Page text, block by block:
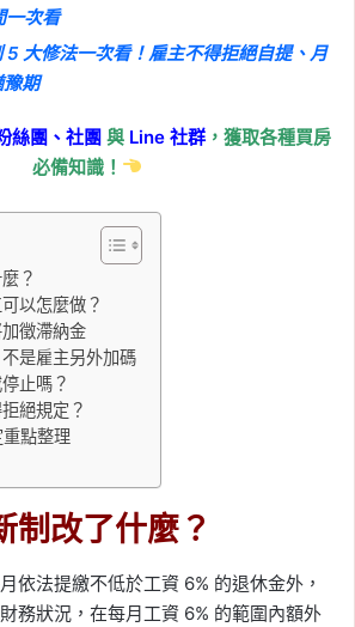
一次看
大修法一次看！雇主不得拒絕自提、月
期
絲團、社團與 Line社群 ，獲取各種買房
必備知識！
？
以怎麼做？
徵滯納金
是雇主另外加碼
止嗎？
絕規定？
點整理
制改了什麼？
依法提繳不低於工資 6% 的退休金外，
務狀況，在每月工資 6% 的範圍內額外